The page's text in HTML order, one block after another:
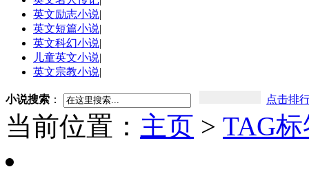
英文励志小说|
英文短篇小说|
英文科幻小说|
儿童英文小说|
英文宗教小说|
小说搜索 ： 点击排
当前位置： 主页 > TAG